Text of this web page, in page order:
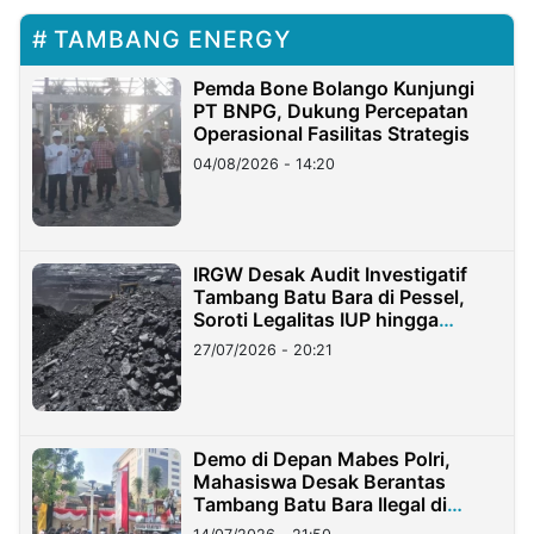
TAMBANG ENERGY
Pemda Bone Bolango Kunjungi
PT BNPG, Dukung Percepatan
Operasional Fasilitas Strategis
04/08/2026 - 14:20
IRGW Desak Audit Investigatif
Tambang Batu Bara di Pessel,
Soroti Legalitas IUP hingga
Stockpile
27/07/2026 - 20:21
Demo di Depan Mabes Polri,
Mahasiswa Desak Berantas
Tambang Batu Bara Ilegal di
Lampung